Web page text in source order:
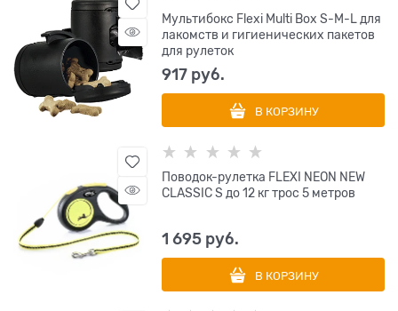
Мультибокс Flexi Multi Box S-M-L для
лакомств и гигиенических пакетов
для рулеток
917 руб.
В КОРЗИНУ
Поводок-рулетка FLEXI NEON NEW
CLASSIC S до 12 кг трос 5 метров
1 695 руб.
В КОРЗИНУ